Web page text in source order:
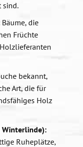
sind.
Bäume, die
Früchte
bekannt,
Art, die für
Holz
Winterlinde):
Ruheplätze,